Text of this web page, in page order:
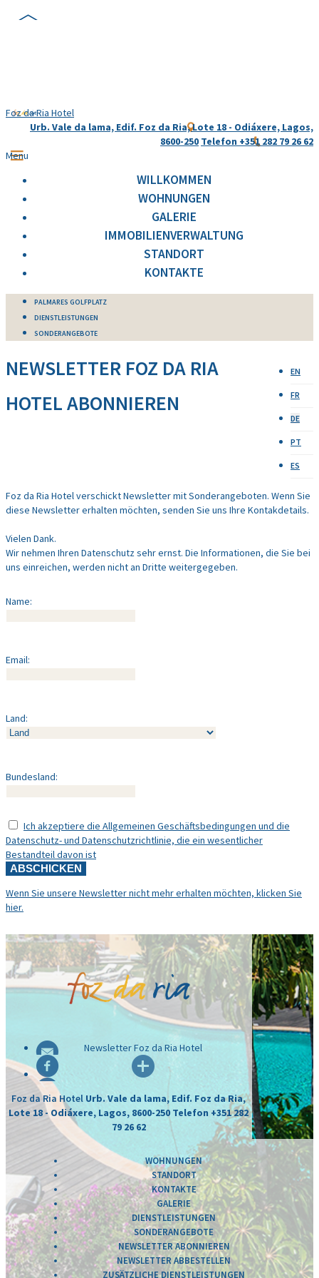
Foz da Ria Hotel
Urb. Vale da lama, Edif. Foz da Ria, Lote 18 - Odiáxere, Lagos,
8600-250 Telefon +351 282 79 26 62
Menu
WILLKOMMEN
WOHNUNGEN
GALERIE
IMMOBILIENVERWALTUNG
STANDORT
KONTAKTE
PALMARES GOLFPLATZ
DIENSTLEISTUNGEN
SONDERANGEBOTE
EN
FR
DE
PT
ES
NEWSLETTER FOZ DA RIA
HOTEL ABONNIEREN
Foz da Ria Hotel verschickt Newsletter mit Sonderangeboten. Wenn Sie
diese Newsletter erhalten möchten, senden Sie uns Ihre Kontakdetails.
Vielen Dank.
Wir nehmen Ihren Datenschutz sehr ernst. Die Informationen, die Sie bei
uns einreichen, werden nicht an Dritte weitergegeben.
Name:
Email:
Land:
Bundesland:
Ich akzeptiere die Allgemeinen Geschäftsbedingungen und die
Datenschutz- und Datenschutzrichtlinie, die ein wesentlicher
Bestandteil davon ist
Wenn Sie unsere Newsletter nicht mehr erhalten möchten, klicken Sie
hier.
Newsletter Foz da Ria Hotel
Foz da Ria Hotel Urb. Vale da lama, Edif. Foz da Ria,
Lote 18 - Odiáxere, Lagos, 8600-250 Telefon +351 282
79 26 62
WOHNUNGEN
STANDORT
KONTAKTE
GALERIE
DIENSTLEISTUNGEN
SONDERANGEBOTE
NEWSLETTER ABONNIEREN
NEWSLETTER ABBESTELLEN
ZUSÄTZLICHE DIENSTLEISTUNGEN